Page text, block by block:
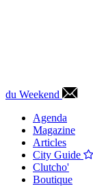
du Weekend
Agenda
Magazine
Articles
City Guide
Clutcho'
Boutique